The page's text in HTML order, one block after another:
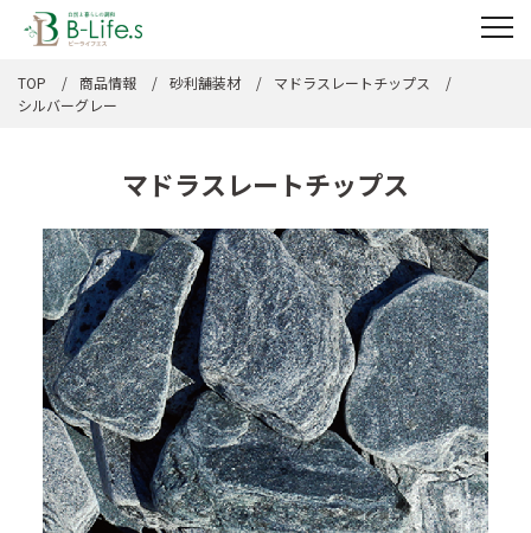
TOP 商品情報 砂利舗装材
マドラスレートチップス
シルバーグレー
マドラスレートチップス